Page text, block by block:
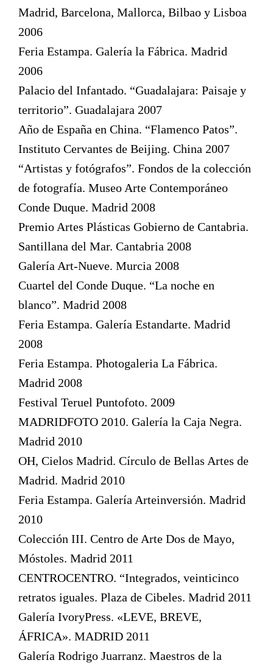
Madrid, Barcelona, Mallorca, Bilbao y Lisboa
2006
Feria Estampa. Galería la Fábrica. Madrid
2006
Palacio del Infantado. “Guadalajara: Paisaje y
territorio”. Guadalajara 2007
Año de España en China. “Flamenco Patos”.
Instituto Cervantes de Beijing. China 2007
“Artistas y fotógrafos”. Fondos de la colección
de fotografía. Museo Arte Contemporáneo
Conde Duque. Madrid 2008
Premio Artes Plásticas Gobierno de Cantabria.
Santillana del Mar. Cantabria 2008
Galería Art-Nueve. Murcia 2008
Cuartel del Conde Duque. “La noche en
blanco”. Madrid 2008
Feria Estampa. Galería Estandarte. Madrid
2008
Feria Estampa. Photogaleria La Fábrica.
Madrid 2008
Festival Teruel Puntofoto. 2009
MADRIDFOTO 2010. Galería la Caja Negra.
Madrid 2010
OH, Cielos Madrid. Círculo de Bellas Artes de
Madrid. Madrid 2010
Feria Estampa. Galería Arteinversión. Madrid
2010
Colección III. Centro de Arte Dos de Mayo,
Móstoles. Madrid 2011
CENTROCENTRO. “Integrados, veinticinco
retratos iguales. Plaza de Cibeles. Madrid 2011
Galería IvoryPress. «LEVE, BREVE,
ÁFRICA». MADRID 2011
Galería Rodrigo Juarranz. Maestros de la